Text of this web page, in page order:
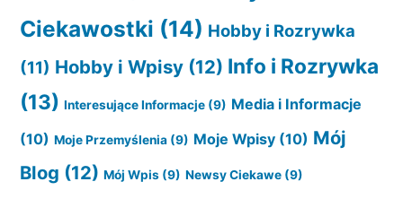
Ciekawostki (14) Hobby i Rozrywka
(11) Hobby i Wpisy (12) Info i Rozrywka
(13) Interesujące Informacje (9) Media i Informacje
(10) Moje Przemyślenia (9) Moje Wpisy (10) Mój
Blog (12) Mój Wpis (9) Newsy Ciekawe (9)